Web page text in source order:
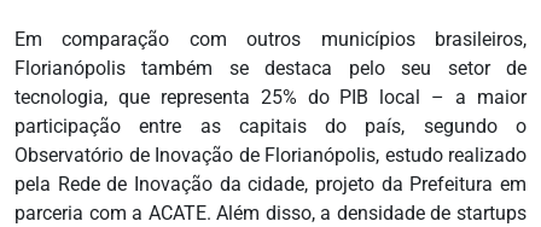
Em comparação com outros municípios brasileiros,
Florianópolis também se destaca pelo seu setor de
tecnologia, que representa 25% do PIB local – a maior
participação entre as capitais do país, segundo o
Observatório de Inovação de Florianópolis, estudo realizado
pela Rede de Inovação da cidade, projeto da Prefeitura em
parceria com a ACATE. Além disso, a densidade de startups